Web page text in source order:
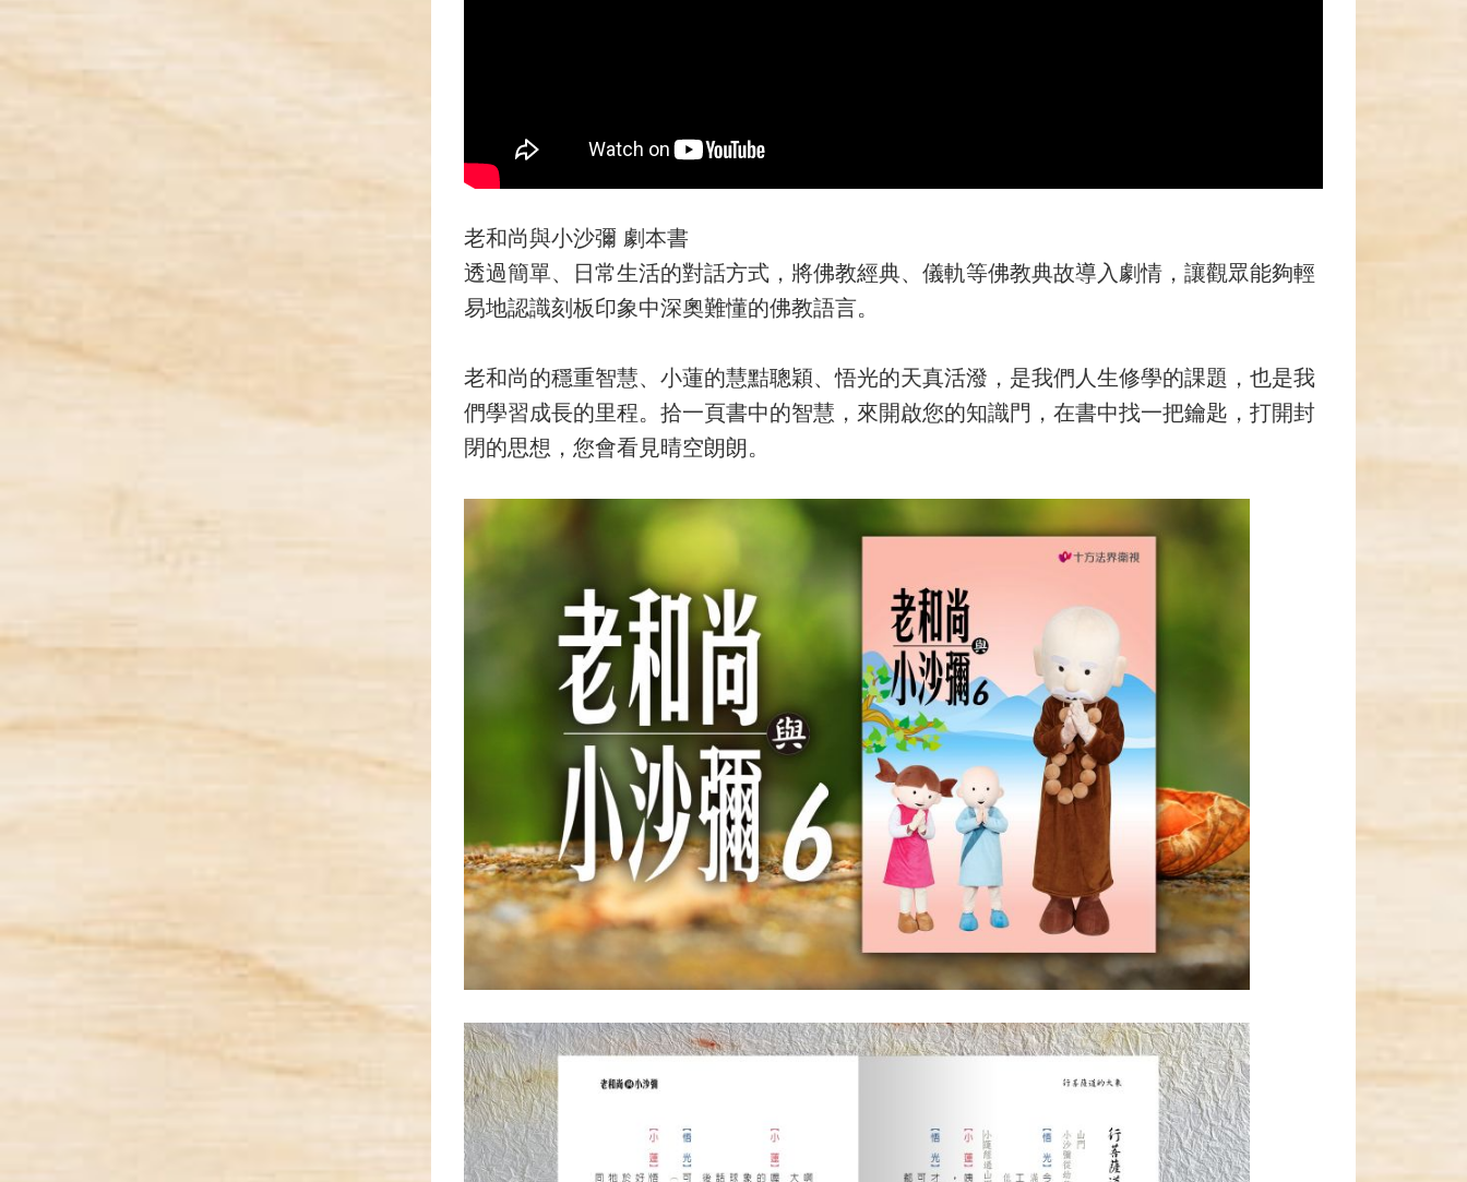
老和尚與小沙彌 劇本書
透過簡單、日常生活的對話方式，將佛教經典、儀軌等佛教典故導入劇情，讓觀眾能夠輕
易地認識刻板印象中深奧難懂的佛教語言。
老和尚的穩重智慧、小蓮的慧黠聰穎、悟光的天真活潑，是我們人生修學的課題，也是我
們學習成長的里程。拾一頁書中的智慧，來開啟您的知識門，在書中找一把鑰匙，打開封
閉的思想，您會看見晴空朗朗。